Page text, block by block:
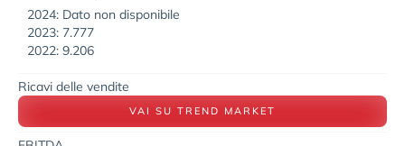
2024: Dato non disponibile
2023: 7.777
2022: 9.206
Ricavi delle vendite
VAI SU TREND MARKET